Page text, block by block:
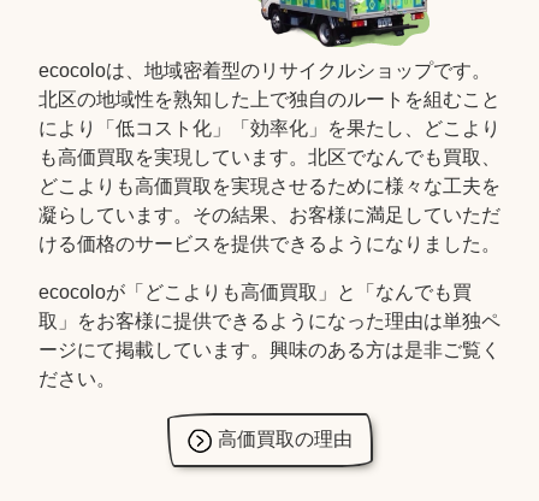
ecocoloは、地域密着型のリサイクルショップです。
北区の地域性を熟知した上で独自のルートを組むこと
により「低コスト化」「効率化」を果たし、どこより
も高価買取を実現しています。北区でなんでも買取、
どこよりも高価買取を実現させるために様々な工夫を
凝らしています。その結果、お客様に満足していただ
ける価格のサービスを提供できるようになりました。
ecocoloが「どこよりも高価買取」と「なんでも買
取」をお客様に提供できるようになった理由は単独ペ
ージにて掲載しています。興味のある方は是非ご覧く
ださい。
高価買取の理由